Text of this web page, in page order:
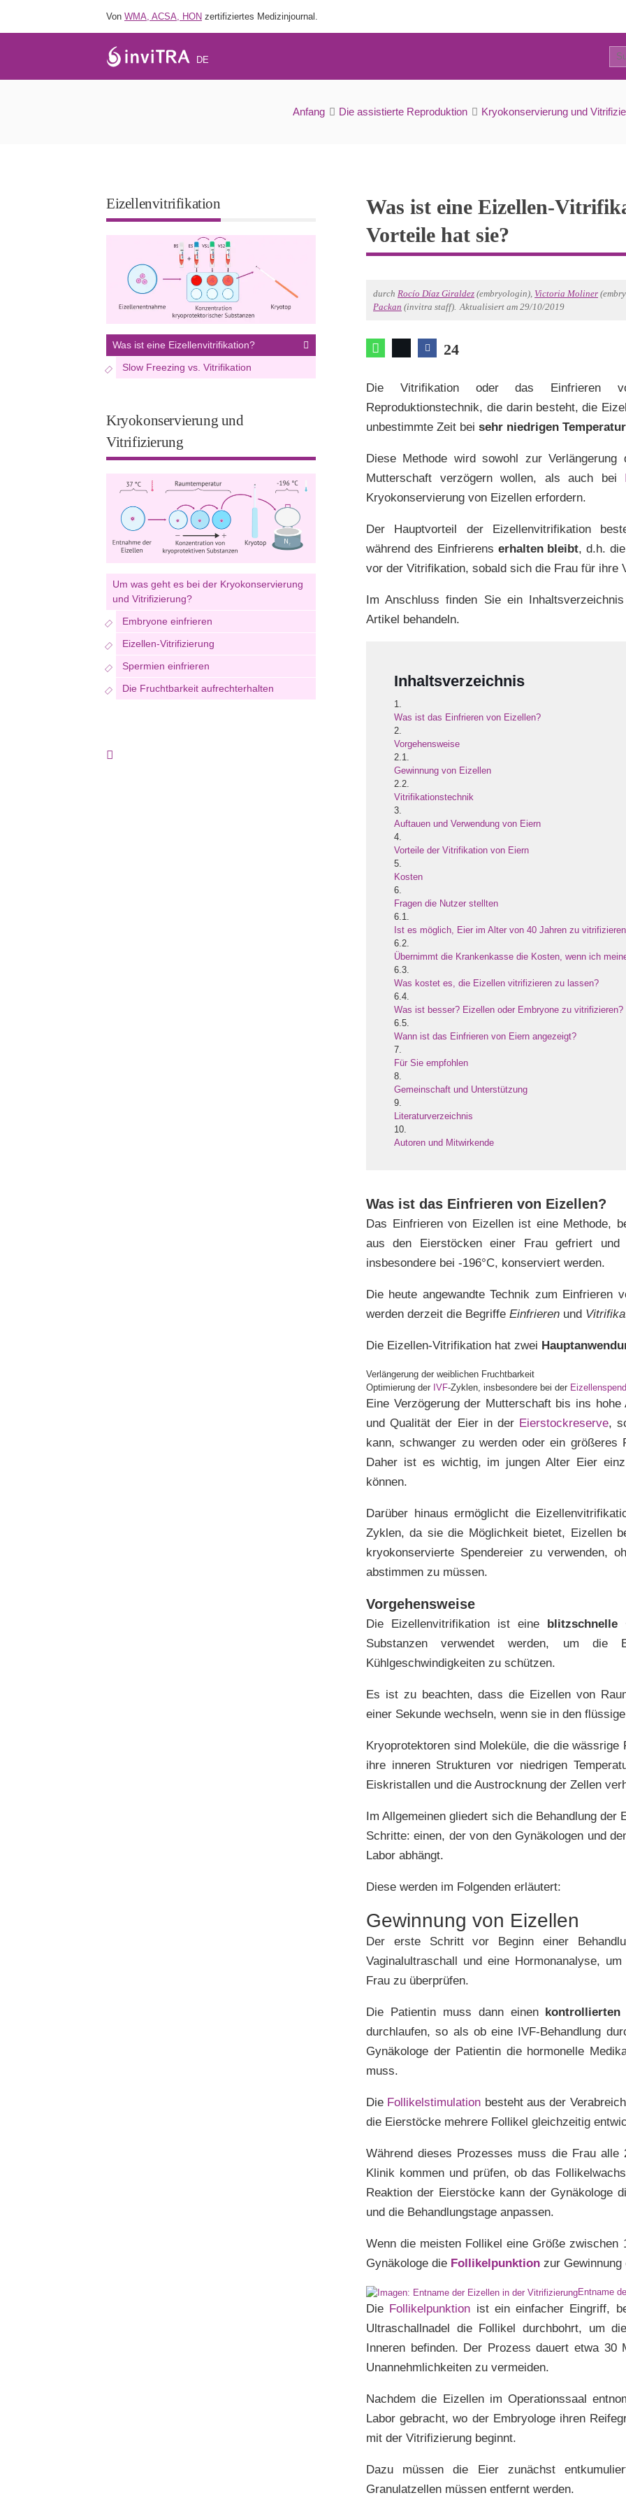
Von WMA, ACSA, HON zertifiziertes Medizinjournal.
DE
Was ist eine Eizellen-Vitrifikation und welche Vorteile hat sie? 24
Anfang Die assistierte Reproduktion Kryokonservierung und
Was ist eine Eizellen-
Vorteile hat sie?
durch Rocío Díaz Giraldez (embryologin), Victoria Moliner
Packan (invitra staff). Aktualisiert am 29/10/2019
24
Die Vitrifikation oder das Einfrieren
Reproduktionstechnik, die darin besteht, die
unbestimmte Zeit bei sehr niedrigen
Diese Methode wird sowohl zur
Mutterschaft verzögern wollen, als auch bei
Kryokonservierung von Eizellen erfordern.
Der Hauptvorteil der Eizellenvitrifikation
während des Einfrierens erhalten bleibt, d.h.
vor der Vitrifikation, sobald sich die Frau für ihre
Im Anschluss finden Sie ein
Artikel behandeln.
Inhaltsverzeichnis
1.
Was ist das Einfrieren von Eizellen?
2.
Vorgehensweise
2.1.
Gewinnung von Eizellen
2.2.
Vitrifikationstechnik
3.
Auftauen und Verwendung von Eiern
4.
Vorteile der Vitrifikation von Eiern
5.
Kosten
6.
Fragen die Nutzer stellten
6.1.
Ist es möglich, Eier im Alter von 40 Jahren zu
6.2.
Übernimmt die Krankenkasse die Kosten, wenn ich
6.3.
Was kostet es, die Eizellen vitrifizieren zu lassen?
6.4.
Was ist besser? Eizellen oder Embryone zu vitrifizieren?
6.5.
Wann ist das Einfrieren von Eiern angezeigt?
7.
Für Sie empfohlen
8.
Gemeinschaft und Unterstützung
9.
Literaturverzeichnis
10.
Autoren und Mitwirkende
Was ist das Einfrieren von Eizellen?
Das Einfrieren von Eizellen ist eine Methode,
aus den Eierstöcken einer Frau gefriert und
insbesondere bei -196°C, konserviert werden.
Die heute angewandte Technik zum Einfrieren
werden derzeit die Begriffe Einfrieren und
Die Eizellen-Vitrifikation hat zwei
Verlängerung der weiblichen Fruchtbarkeit
Optimierung der IVF-Zyklen, insbesondere bei der
Eine Verzögerung der Mutterschaft bis ins
und Qualität der Eier in der Eierstockreserve,
kann, schwanger zu werden oder ein
Daher ist es wichtig, im jungen Alter Eier
können.
Darüber hinaus ermöglicht die
Zyklen, da sie die Möglichkeit bietet, Eizellen
kryokonservierte Spendereier zu verwenden,
abstimmen zu müssen.
Vorgehensweise
Die Eizellenvitrifikation ist eine blitzschnelle
Substanzen verwendet werden, um die
Kühlgeschwindigkeiten zu schützen.
Es ist zu beachten, dass die Eizellen von
einer Sekunde wechseln, wenn sie in den
Kryoprotektoren sind Moleküle, die die
ihre inneren Strukturen vor niedrigen
Eiskristallen und die Austrocknung der Zellen
Im Allgemeinen gliedert sich die Behandlung
Schritte: einen, der von den Gynäkologen und
Labor abhängt.
Diese werden im Folgenden erläutert:
Gewinnung von Eizellen
Der erste Schritt vor Beginn einer
Vaginalultraschall und eine Hormonanalyse,
Frau zu überprüfen.
Die Patientin muss dann einen kontrollierten
durchlaufen, so als ob eine IVF-Behandlung
Gynäkologe der Patientin die hormonelle
muss.
Die Follikelstimulation besteht aus der
die Eierstöcke mehrere Follikel gleichzeitig
Während dieses Prozesses muss die Frau
Klinik kommen und prüfen, ob das
Reaktion der Eierstöcke kann der Gynäkologe
und die Behandlungstage anpassen.
Wenn die meisten Follikel eine Größe
Gynäkologe die Follikelpunktion zur
Entname
Die Follikelpunktion ist ein einfacher Eingriff,
Ultraschallnadel die Follikel durchbohrt, um
Inneren befinden. Der Prozess dauert etwa 30
Unannehmlichkeiten zu vermeiden.
Nachdem die Eizellen im Operationssaal
Labor gebracht, wo der Embryologe ihren
mit der Vitrifizierung beginnt.
Dazu müssen die Eier zunächst
Granulatzellen müssen entfernt werden.
Eizellenvitrifikation
Was ist eine Eizellenvitrifikation?
Slow Freezing vs. Vitrifikation
Kryokonservierung und
Vitrifizierung
Um was geht es bei der Kryokonservierung
und Vitrifizierung?
Embryone einfrieren
Eizellen-Vitrifizierung
Spermien einfrieren
Die Fruchtbarkeit aufrechterhalten